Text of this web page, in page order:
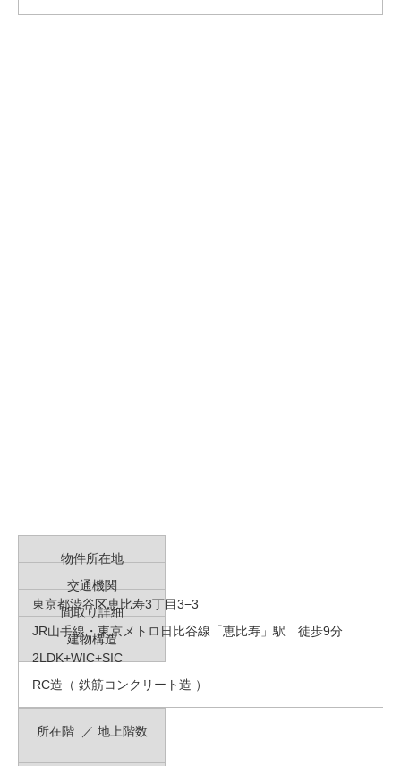
物件所在地
東京都渋谷区恵比寿3丁目3−3
交通機関
JR山手線・東京メトロ日比谷線「恵比寿」駅 徒歩9分
間取り詳細
2LDK+WIC+SIC
建物構造
RC造（ 鉄筋コンクリート造 ）
所在階 ／ 地上階数